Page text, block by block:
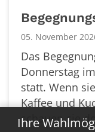
Ihre
05. November
Das
Donnerstag
statt. Wenn
Kaffee und
schauen sie